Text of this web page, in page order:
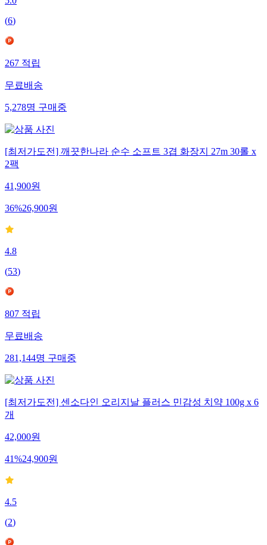
5.0
(6)
267적립
무료배송
5,278명구매중
[최저가도전] 깨끗한나라 순수 소프트 3겹 화장지 27m 30롤 x
2팩
41,900원
36%26,900원
4.8
(53)
807적립
무료배송
281,144명구매중
[최저가도전] 센소다인 오리지날 플러스 민감성 치약 100g x 6
개
42,000원
41%24,900원
4.5
(2)